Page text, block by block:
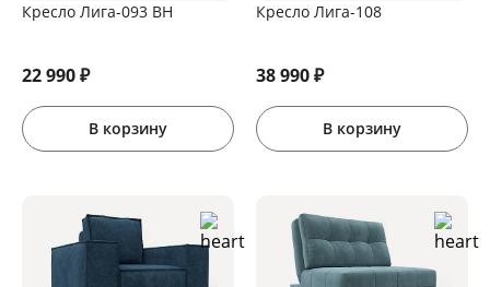
Кресло Лига-093 ВН
22 990₽
В корзину
Кресло Лига-108
38 990₽
В корзину